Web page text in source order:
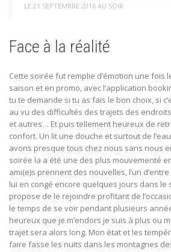
LE 21 SEPTEMBRE 2016 AU SOIR
Face à la réalité
Cette soirée fut remplie d’émotion une fois
saison et en promo, avec l’application
tu te demande si tu as fais le bon choix, si
au vu des difficultés des trajets des
et autres… Et puis tellement heureux de
confort. Un lit une douche et surtout de
avons presque tous chez nous sans nous
soirée la a été une des plus mouvementé
ami(e)s prennent des nouvelles, l’un d’entre
lui en congé encore quelques jours dans le
propose de le rejoindre profitant de
le temps de se voir pendant plusieurs
heureux que je m’endors je suis à plus ou
trajet sera alors long. Mon état et les
faire fasse les nuits dans les montagnes